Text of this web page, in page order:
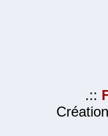
.::